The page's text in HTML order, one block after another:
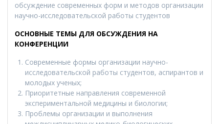
обсуждение современных форм и методов организации
научно-исследовательской работы студентов
ОСНОВНЫЕ ТЕМЫ ДЛЯ ОБСУЖДЕНИЯ НА
КОНФЕРЕНЦИИ
Современные формы организации научно-
исследовательской работы студентов, аспирантов и
молодых ученых;
Приоритетные направления современной
экспериментальной медицины и биологии;
Проблемы организации и выполнения